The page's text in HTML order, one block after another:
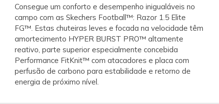
Consegue um conforto e desempenho inigualáveis no
campo com as Skechers Football™: Razor 1.5 Elite
FG™. Estas chuteiras leves e focada na velocidade têm
amortecimento HYPER BURST PRO™ altamente
reativo, parte superior especialmente concebida
Performance FitKnit™ com atacadores e placa com
perfusão de carbono para estabilidade e retorno de
energia de próximo nível.